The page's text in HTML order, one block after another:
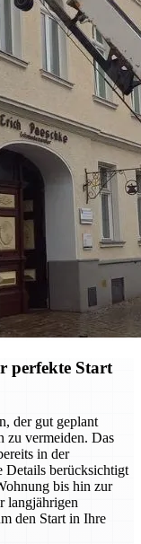
perfekte Start
der gut geplant
zu vermeiden. Das
in der
Details berücksichtigt
bis hin zur
langjährigen
den Start in Ihre